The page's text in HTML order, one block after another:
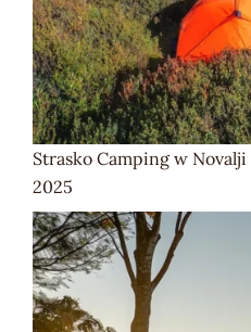
Strasko Camping w
2025